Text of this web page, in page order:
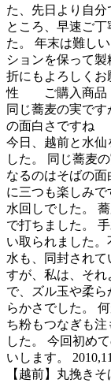
た、先日より自
ところ、早速ご
た。 年末は難し
ションを保って
折にもよろしく
性 ご購入商品
同じ蕎麦の実で
の面白さですね
今日、越前と水仙
した。 同じ蕎麦
なるのはそばの面
に三つも楽しみ
水回しでした。
で打ちました。
い取られました
水も、同封されて
すが、私は、そ
で、ズル玉や柔
らかさでした。
ち粉もつなぎも注
した。 今回初め
いします。
【越前】丸挽き